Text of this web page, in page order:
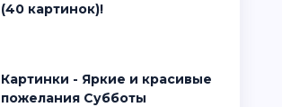
(40 картинок)!
Картинки - Яркие и красивые
пожелания Субботы